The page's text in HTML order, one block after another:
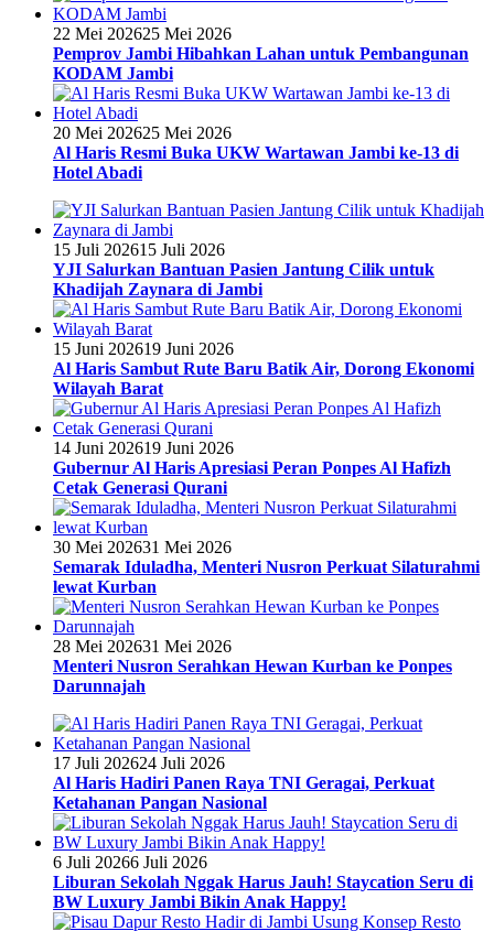
22 Mei 202625 Mei 2026
Pemprov Jambi Hibahkan Lahan untuk Pembangunan
KODAM Jambi
20 Mei 202625 Mei 2026
Al Haris Resmi Buka UKW Wartawan Jambi ke-13 di
Hotel Abadi
15 Juli 202615 Juli 2026
YJI Salurkan Bantuan Pasien Jantung Cilik untuk
Khadijah Zaynara di Jambi
15 Juni 202619 Juni 2026
Al Haris Sambut Rute Baru Batik Air, Dorong Ekonomi
Wilayah Barat
14 Juni 202619 Juni 2026
Gubernur Al Haris Apresiasi Peran Ponpes Al Hafizh
Cetak Generasi Qurani
30 Mei 202631 Mei 2026
Semarak Iduladha, Menteri Nusron Perkuat Silaturahmi
lewat Kurban
28 Mei 202631 Mei 2026
Menteri Nusron Serahkan Hewan Kurban ke Ponpes
Darunnajah
17 Juli 202624 Juli 2026
Al Haris Hadiri Panen Raya TNI Geragai, Perkuat
Ketahanan Pangan Nasional
6 Juli 20266 Juli 2026
Liburan Sekolah Nggak Harus Jauh! Staycation Seru di
BW Luxury Jambi Bikin Anak Happy!